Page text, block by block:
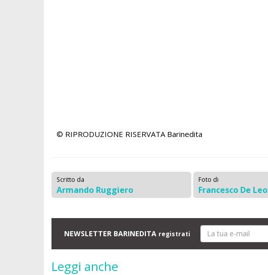
© RIPRODUZIONE RISERVATA Barinedita
Scritto da
Armando Ruggiero
Foto di
Francesco De Leo
NEWSLETTER BARINEDITA registrati
Leggi anche